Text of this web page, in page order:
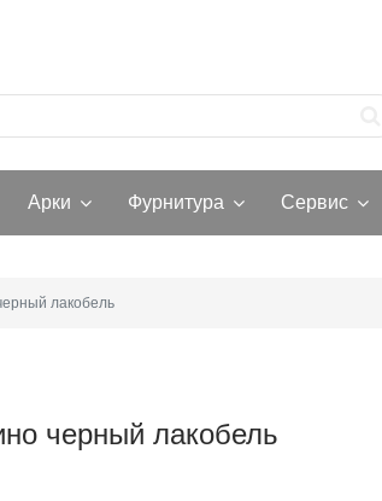
Арки Фурнитура Сервис
лакобель
черный лакобель